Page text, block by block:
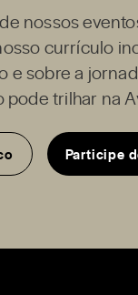
nossos
currículo
e sobre a
pode trilhar na
Participe